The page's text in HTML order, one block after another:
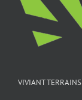
VIVIANT TERRAINS